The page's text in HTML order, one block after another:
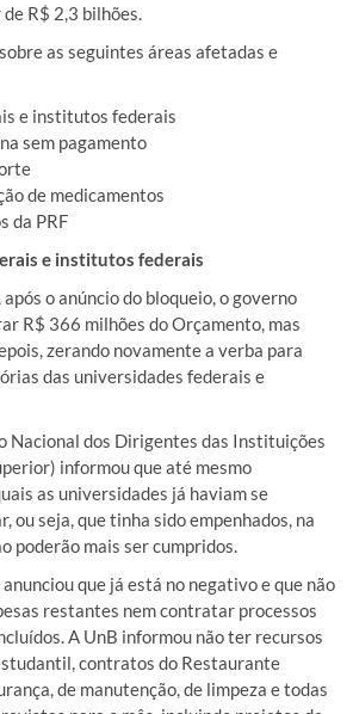
R$ 2,3 bilhões.
as seguintes áreas afetadas e
e institutos federais
sem pagamento
de medicamentos
da PRF
e institutos federais
após o anúncio do bloqueio, o governo
R$ 366 milhões do Orçamento, mas
zerando novamente a verba para
das universidades federais e
Nacional dos Dirigentes das Instituições
informou que até mesmo
as universidades já haviam se
ou seja, que tinha sido empenhados, na
poderão mais ser cumpridos.
que já está no negativo e que não
restantes nem contratar processos
A UnB informou não ter recursos
contratos do Restaurante
de manutenção, de limpeza e todas